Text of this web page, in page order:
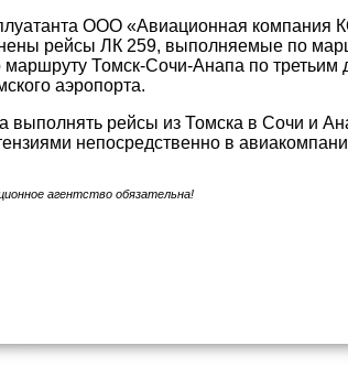
ООО «Авиационная
рейсы ЛК 259, выполняемые по
Томск-Сочи-Анапа по третьим
аэропорта.
рейсы из Томска в Сочи и
непосредственно в
агентство обязательна!